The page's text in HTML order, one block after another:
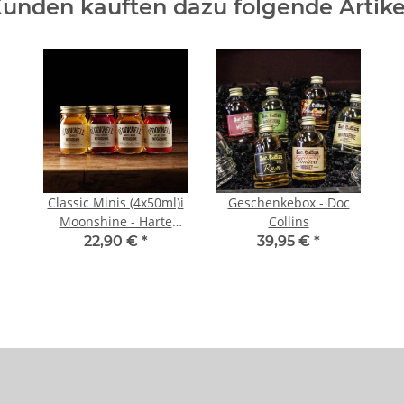
kauften dazu folgende
Classic Minis (4x50ml)i
Moonshine - Harte
Nuss, Wilde Beere,
22,90 € *
Geschenkebox - Doc
Collins
39,95 € *